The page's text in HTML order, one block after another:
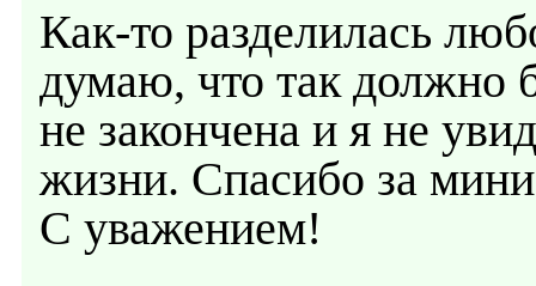
Как-то разделилась
думаю, что так должно
не закончена и я не
жизни. Спасибо за
С уважением!